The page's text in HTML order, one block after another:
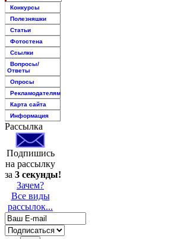
Конкурсы
Полезняшки
Статьи
Фотостена
Ссылки
Вопросы/
Ответы
Опросы
Рекламодателям
Карта сайта
Информация
Рассылка
Подпишись
на рассылку
за 3 секунды!
Зачем?
Все виды
рассылок...